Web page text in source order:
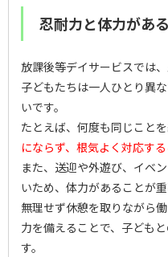
忍耐力と体力があ
放課後等デイサービスでは
子どもたちは一人ひとり異
いです。
たとえば、何度も同じこと
にならず、根気よく対応す
また、送迎や外遊び、イベ
いため、体力があることが重
無理せず休憩を取りながら
力を備えることで、子ども
す。